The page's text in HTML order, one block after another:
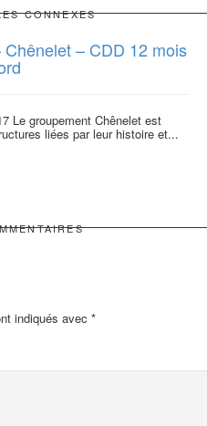
CONNEXES
– CDD 12 mois
Le groupement Chênelet est
liées par leur histoire et...
indiqués avec *